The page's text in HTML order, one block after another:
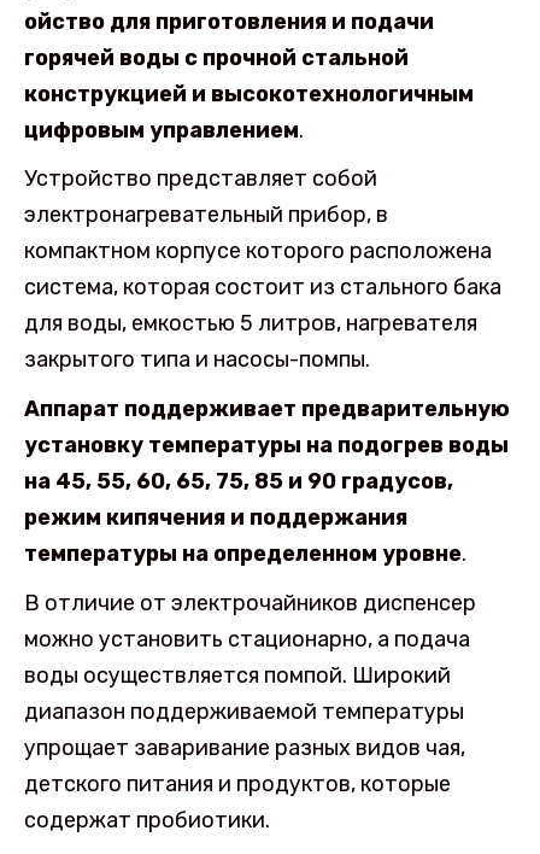
ойство для приготовления и подачи
горячей воды с прочной стальной
конструкцией и высокотехнологичным
цифровым управлением.
Устройство представляет собой
электронагревательный прибор, в
компактном корпусе которого расположена
система, которая состоит из стального бака
для воды, емкостью 5 литров, нагревателя
закрытого типа и насосы-помпы.
Аппарат поддерживает предварительную
установку температуры на подогрев воды
на 45, 55, 60, 65, 75, 85 и 90 градусов,
режим кипячения и поддержания
температуры на определенном уровне.
В отличие от электрочайников диспенсер
можно установить стационарно, а подача
воды осуществляется помпой. Широкий
диапазон поддерживаемой температуры
упрощает заваривание разных видов чая,
детского питания и продуктов, которые
содержат пробиотики.